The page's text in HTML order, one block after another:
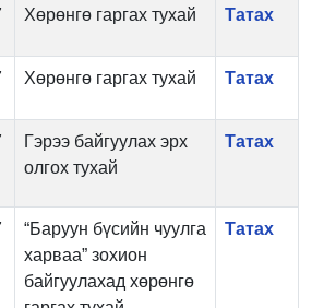
Хөрөнгө гаргах тухай Татах
Хөрөнгө гаргах тухай Татах
Гэрээ байгуулах эрх
олгох тухай
Татах
“Баруун бүсийн чуулга
харваа” зохион
байгуулахад хөрөнгө
Татах